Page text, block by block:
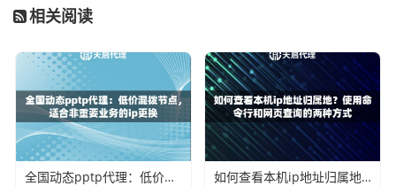
resp = requests.get(target_url, proxies=proxies, timeout=10) pr
理IP失败：", ip_data['msg']) except Exception as e: print("程序
出错：", e) ```
这段代码的关键在于proxies参数的设置。requests库会自动
将请求通过你指定的代理服务器发出。天启代理的IP可用率
很高，所以一般情况下一次获取就能成功使用。
相关阅读
全国动态pptp代理：低价混拨节点，适合非重要业务的ip更换 如何查看本机ip地址归属地？使用命令行和网页查询的两种方式